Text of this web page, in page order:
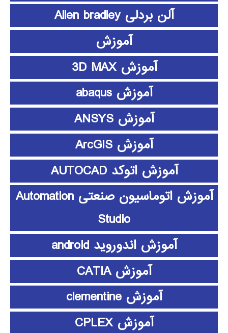
آلن بردلی Allen bradley
آموزش
آموزش 3D MAX
آموزش abaqus
آموزش ANSYS
آموزش ArcGIS
آموزش اتوکد AUTOCAD
آموزش اتوماسیون صنعتی Automation
Studio
آموزش اندوروید android
آموزش CATIA
آموزش clementine
آموزش CPLEX